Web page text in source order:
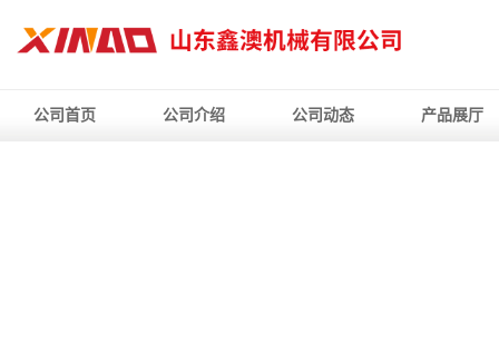
公司首页 公司介绍 公司动态 产品展厅